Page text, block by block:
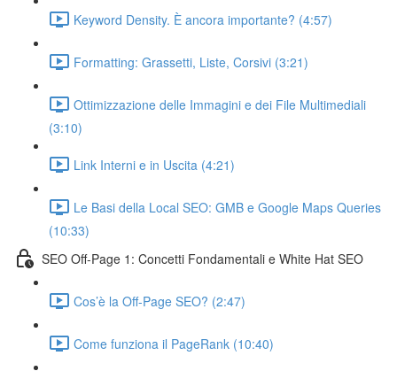
Keyword Density. È ancora importante? (4:57)
Formatting: Grassetti, Liste, Corsivi (3:21)
Ottimizzazione delle Immagini e dei File Multimediali
(3:10)
Link Interni e in Uscita (4:21)
Le Basi della Local SEO: GMB e Google Maps Queries
(10:33)
SEO Off-Page 1: Concetti Fondamentali e White Hat SEO
Cos’è la Off-Page SEO? (2:47)
Come funziona il PageRank (10:40)